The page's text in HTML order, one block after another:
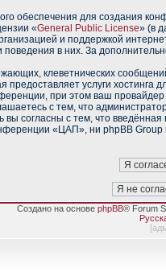
обеспечения для создания
«General Public License» (в
и поддержкой
поведения в них. За
клеветнических
предоставляет услуги
при этом ваш
с тем, что
согласны с тем, что
«ЦАП», ни phpBB Group
Создано на основе phpBB® Forum
[